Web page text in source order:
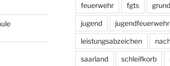
feuerwehr fgts
jugend jugendfeuerwehr
leistungsabzeichen
saarland schleifkorb